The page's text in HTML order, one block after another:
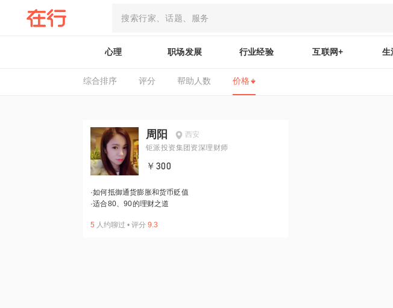
心理 职场发展 行业经验 互联网+ 生
综合排序 评分 帮助人数 价格
周阳
西安
钜派投资集团资深理财师
￥300
·如何抵御通货膨胀和货币贬值
·适合80、90的理财之道
5 人约聊过 • 评分 9.3